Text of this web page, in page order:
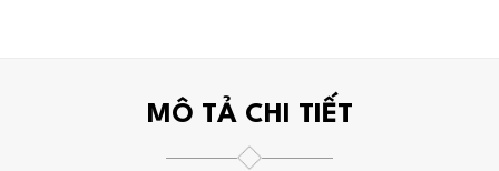
MÔ TẢ CHI TIẾT